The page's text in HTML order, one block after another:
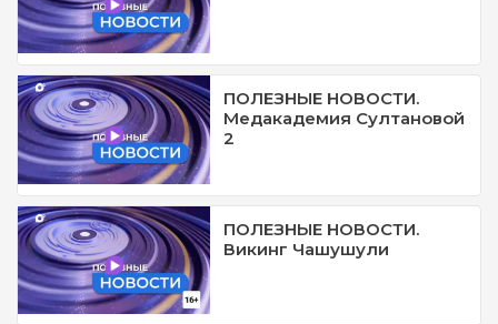
ПОЛЕЗНЫЕ НОВОСТИ.
Медакадемия Султановой
2
ПОЛЕЗНЫЕ НОВОСТИ.
Викинг Чашушули